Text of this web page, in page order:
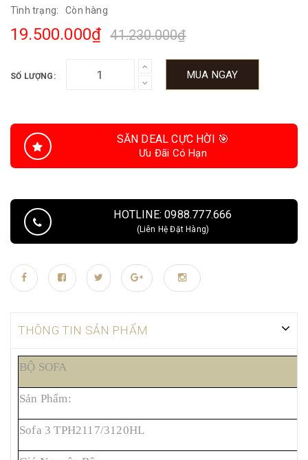
Tình trạng: Còn hàng
19.500.000₫ 41.230.000₫
SỐ LƯỢNG: MUA NGAY
SĂN DEAL CỰC HỜI 🎯
Ưu Đãi Có Hạn
HOTLINE: 0988.777.666
(Liên Hệ Đặt Hàng)
THÔNG TIN SẢN PHẨM
BỘ SOFA
Sản Phẩm:
Sofa 3 TPH2117/3120HL